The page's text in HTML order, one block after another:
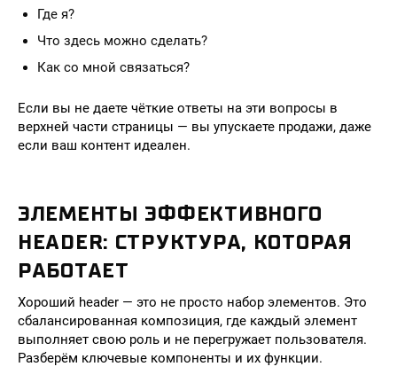
Где я?
Что здесь можно сделать?
Как со мной связаться?
Если вы не даете чёткие ответы на эти вопросы в
верхней части страницы — вы упускаете продажи, даже
если ваш контент идеален.
ЭЛЕМЕНТЫ ЭФФЕКТИВНОГО
HEADER: СТРУКТУРА, КОТОРАЯ
РАБОТАЕТ
Хороший header — это не просто набор элементов. Это
сбалансированная композиция, где каждый элемент
выполняет свою роль и не перегружает пользователя.
Разберём ключевые компоненты и их функции.